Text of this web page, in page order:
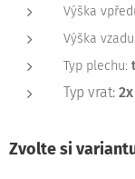
Výška
Výška vzadu:
Typ plechu:
Typ vrat:
Zvolte si